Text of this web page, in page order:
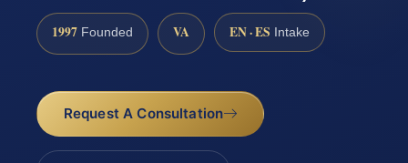
1997 Founded VA EN · ES Intake
Request A Consultation